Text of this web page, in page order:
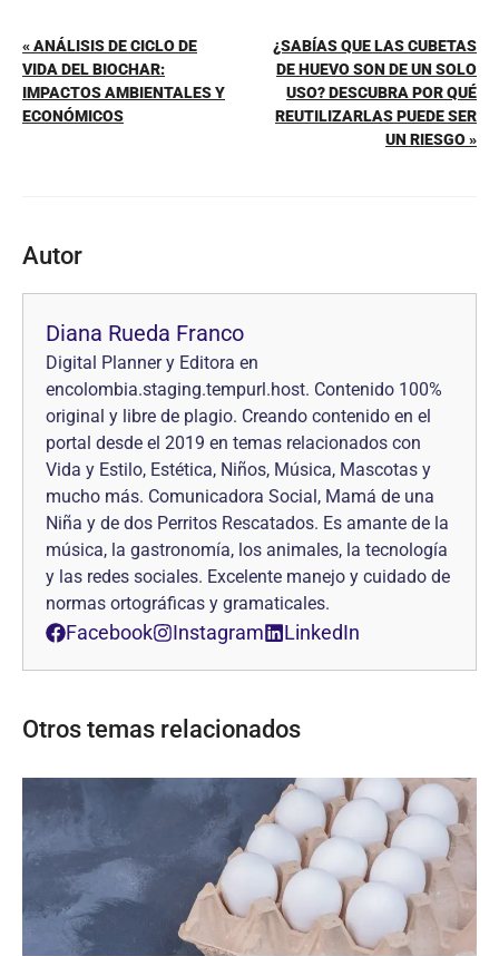
« ANÁLISIS DE CICLO DE
VIDA DEL BIOCHAR:
IMPACTOS AMBIENTALES Y
ECONÓMICOS
¿SABÍAS QUE LAS CUBETAS
DE HUEVO SON DE UN SOLO
USO? DESCUBRA POR QUÉ
REUTILIZARLAS PUEDE SER
UN RIESGO »
Autor
Diana Rueda Franco
Digital Planner y Editora en
encolombia.staging.tempurl.host. Contenido 100%
original y libre de plagio. Creando contenido en el
portal desde el 2019 en temas relacionados con
Vida y Estilo, Estética, Niños, Música, Mascotas y
mucho más. Comunicadora Social, Mamá de una
Niña y de dos Perritos Rescatados. Es amante de la
música, la gastronomía, los animales, la tecnología
y las redes sociales. Excelente manejo y cuidado de
normas ortográficas y gramaticales.
Facebook Instagram LinkedIn
Otros temas relacionados